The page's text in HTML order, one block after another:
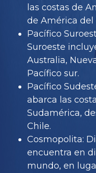
las costas de
de América del
Pacífico
Suroeste
Australia,
Pacífico sur.
Pacífico
abarca las
Sudamérica,
Chile.
Cosmopolita:
encuentra en
mundo, en